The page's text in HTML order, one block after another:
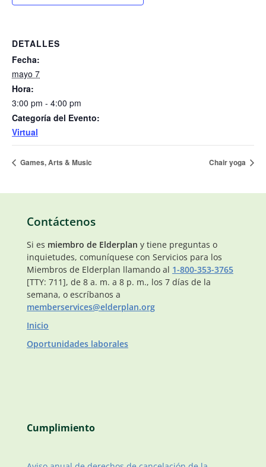
DETALLES
Fecha:
mayo 7
Hora:
3:00 pm - 4:00 pm
Categoría del Evento:
Virtual
Games, Arts & Music Chair yoga
Contáctenos
Si es miembro de Elderplan y tiene preguntas o
inquietudes, comuníquese con Servicios para los
Miembros de Elderplan llamando al 1-800-353-3765
[TTY: 711], de 8 a. m. a 8 p. m., los 7 días de la
semana, o escríbanos a
memberservices@elderplan.org
Inicio
Oportunidades laborales
Cumplimiento